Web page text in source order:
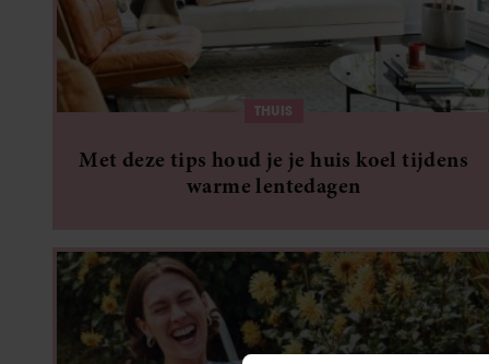
THUIS
Met deze tips houd je je huis koel tijdens
warme lentedagen